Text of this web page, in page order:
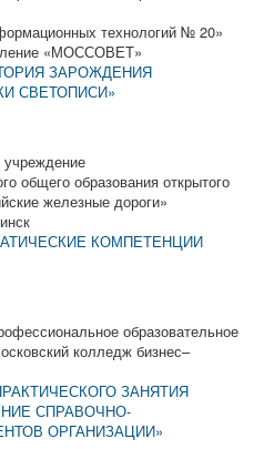
технологий № 20»
«МОССОВЕТ»
ЗАРОЖДЕНИЯ
СВЕТОПИСИ»
учреждение
общего образования открытого
железные дороги»
КОМПЕТЕНЦИИ
образовательное
колледж бизнес–
ЗАНЯТИЯ
СПРАВОЧНО-
ОРГАНИЗАЦИИ»